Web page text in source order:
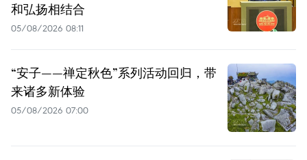
和弘扬相结合
05/08/2026 08:11
“安子——禅定秋色”系列活动回归，带
来诸多新体验
05/08/2026 07:00